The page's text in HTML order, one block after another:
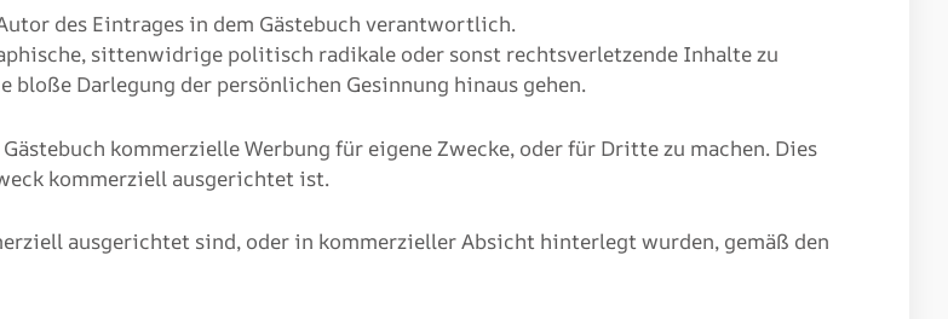
des Eintrages in dem Gästebuch verantwortlich.
sittenwidrige politisch radikale oder sonst rechtsverletzende Inhalte zu
Darlegung der persönlichen Gesinnung hinaus gehen.
kommerzielle Werbung für eigene Zwecke, oder für Dritte zu machen. Dies
kommerziell ausgerichtet ist.
ausgerichtet sind, oder in kommerzieller Absicht hinterlegt wurden, gemäß den